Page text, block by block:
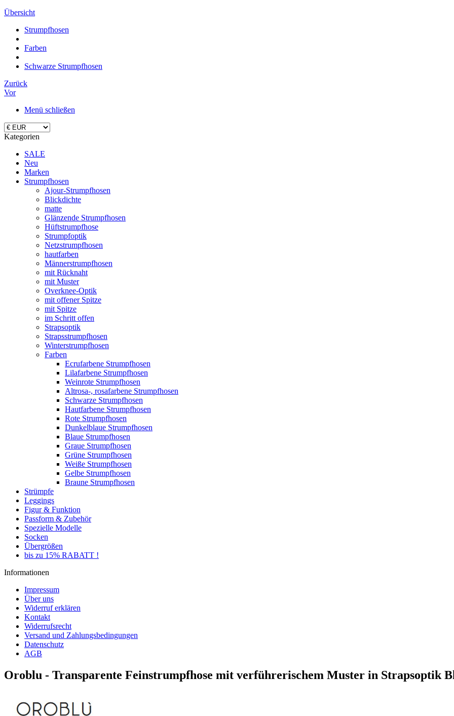
Übersicht
Strumpfhosen
Farben
Schwarze Strumpfhosen
Zurück
Vor
Menü schließen
Kategorien
SALE
Neu
Marken
Strumpfhosen
Ajour-Strumpfhosen
Blickdichte
matte
Glänzende Strumpfhosen
Hüftstrumpfhose
Strumpfoptik
Netzstrumpfhosen
hautfarben
Männerstrumpfhosen
mit Rücknaht
mit Muster
Overknee-Optik
mit offener Spitze
mit Spitze
im Schritt offen
Strapsoptik
Strapsstrumpfhosen
Winterstrumpfhosen
Farben
Ecrufarbene Strumpfhosen
Lilafarbene Strumpfhosen
Weinrote Strumpfhosen
Altrosa-, rosafarbene Strumpfhosen
Schwarze Strumpfhosen
Hautfarbene Strumpfhosen
Rote Strumpfhosen
Dunkelblaue Strumpfhosen
Blaue Strumpfhosen
Graue Strumpfhosen
Grüne Strumpfhosen
Weiße Strumpfhosen
Gelbe Strumpfhosen
Braune Strumpfhosen
Strümpfe
Leggings
Figur & Funktion
Passform & Zubehör
Spezielle Modelle
Socken
Übergrößen
bis zu 15% RABATT !
Informationen
Impressum
Über uns
Widerruf erklären
Kontakt
Widerrufsrecht
Versand und Zahlungsbedingungen
Datenschutz
AGB
Oroblu - Transparente Feinstrumpfhose mit verführerischem Muster in Strapsoptik